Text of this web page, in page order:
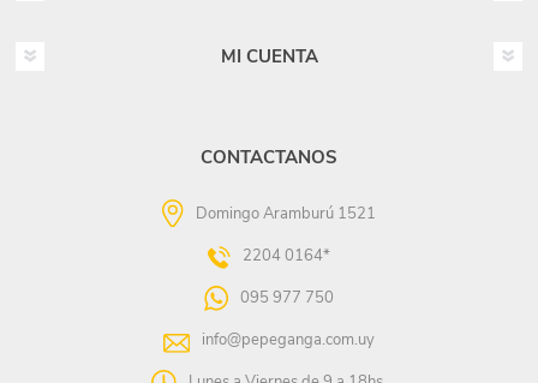
MI CUENTA
CONTACTANOS
Domingo Aramburú 1521
2204 0164*
095 977 750
info@pepeganga.com.uy